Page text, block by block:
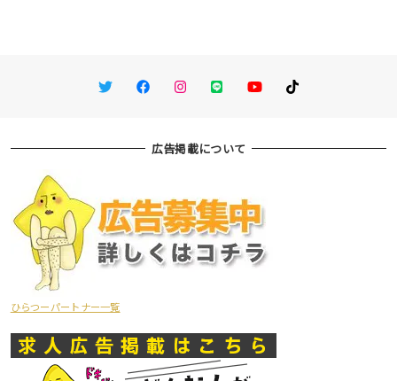
TwitterFacebookInstagram
LINE You TubeTikTok
広告掲載について
ひらつーパートナー一覧